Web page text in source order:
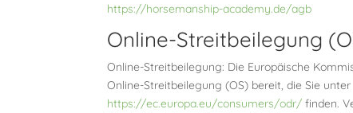
https://horsemanship-academy.de/agb
Online-Streitbeilegung
Online-Streitbeilegung: Die Europäische
Online-Streitbeilegung (OS) bereit, die Sie unter
https://ec.europa.eu/consumers/odr/ finden.